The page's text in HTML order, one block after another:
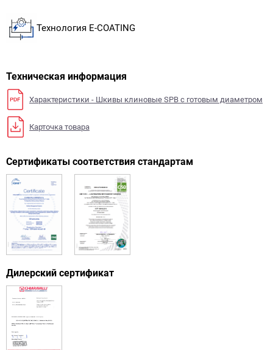
Технология E-COATING
Техническая информация
Характеристики - Шкивы клиновые SPB с готовым диаметром
Карточка товара
Сертификаты соответствия стандартам
Дилерский сертификат